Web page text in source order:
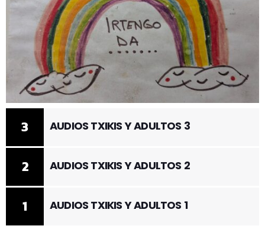
1 AUDIOS TXIKIS Y ADULTOS 1
2 AUDIOS TXIKIS Y ADULTOS 2
3 AUDIOS TXIKIS Y ADULTOS 3